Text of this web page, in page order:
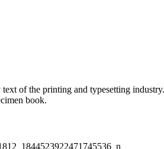
of the printing and typesetting
book.